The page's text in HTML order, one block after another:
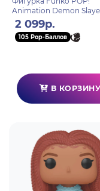
Animation Demon
Tanjuro Kamado Dance
Sun God (Exc) (1255)
2 099р.
105 Pop-Баллов
В КОРЗИНУ